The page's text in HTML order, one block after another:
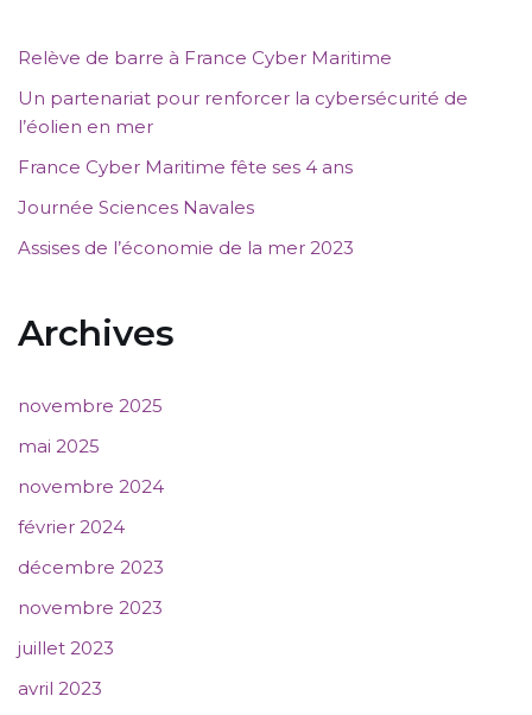
Relève de barre à France Cyber Maritime
Un partenariat pour renforcer la cybersécurité de
l’éolien en mer
France Cyber Maritime fête ses 4 ans
Journée Sciences Navales
Assises de l’économie de la mer 2023
Archives
novembre 2025
mai 2025
novembre 2024
février 2024
décembre 2023
novembre 2023
juillet 2023
avril 2023